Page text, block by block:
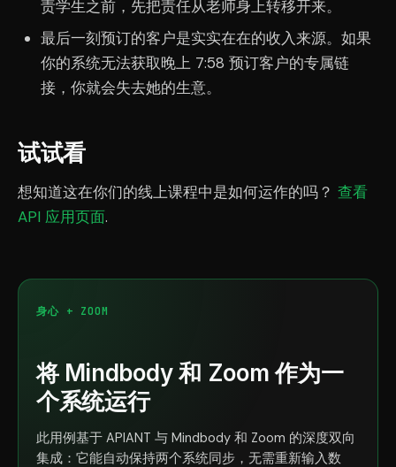
责学生之前，先把责任从老师身上转移开来。
最后一刻预订的客户是实实在在的收入来源。如果
你的系统无法获取晚上 7:58 预订客户的专属链
接，你就会失去她的生意。
试试看
想知道这在你们的线上课程中是如何运作的吗？ 查看
API 应用页面.
身心 + ZOOM
将 Mindbody 和 Zoom 作为一
个系统运行
此用例基于 APIANT 与 Mindbody 和 Zoom 的深度双向
集成：它能自动保持两个系统同步，无需重新输入数